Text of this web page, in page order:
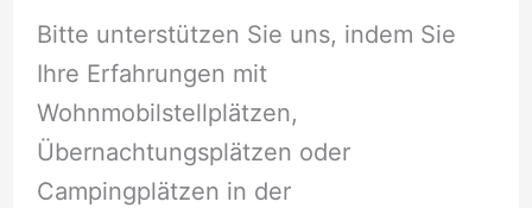
Bitte unterstützen Sie uns, indem Sie
Ihre Erfahrungen mit
Wohnmobilstellplätzen,
Übernachtungsplätzen oder
Campingplätzen in der